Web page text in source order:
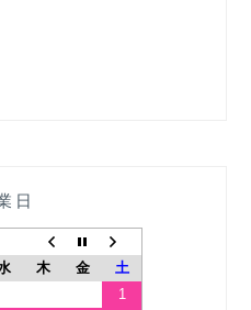
日
木 金
土
1